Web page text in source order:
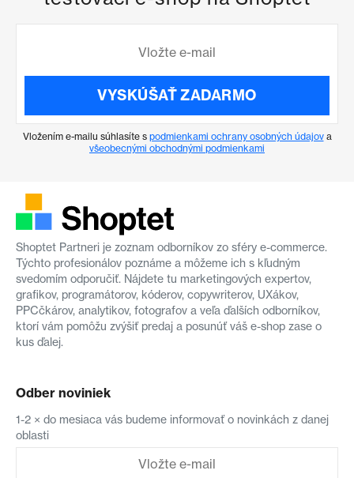
VYSKÚŠAŤ ZADARMO
Vložením e-mailu súhlasíte s podmienkami ochrany osobných údajova
všeobecnými obchodnými podmienkami
Shoptet Partneri je zoznam odborníkov zo sféry e-commerce.
Týchto profesionálov poznáme a môžeme ich s kľudným
svedomím odporučiť. Nájdete tu marketingových expertov,
grafikov, programátorov, kóderov, copywriterov, UXákov,
PPCčkárov, analytikov, fotografov a veľa ďalších odborníkov,
ktorí vám pomôžu zvýšiť predaj a posunúť váš e-shop zase o
kus ďalej.
Odber noviniek
1-2 × do mesiaca vás budeme informovať o novinkách z danej
oblasti